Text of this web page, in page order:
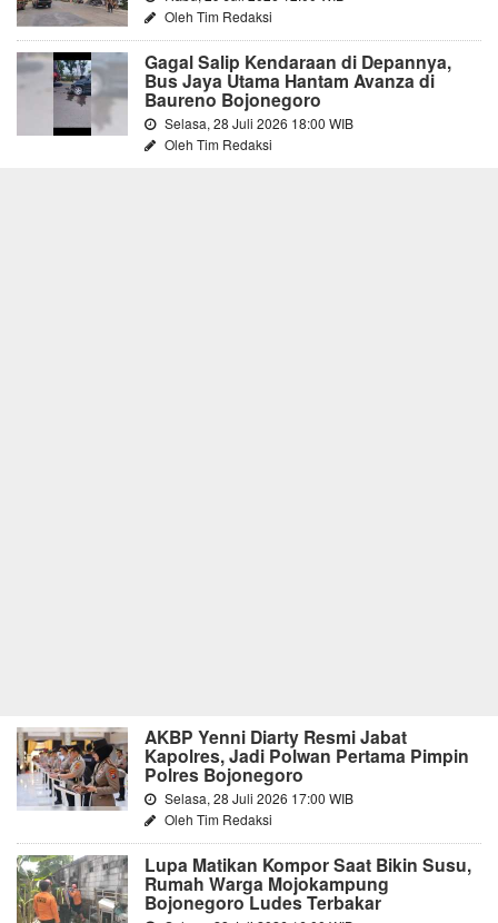
Oleh Tim Redaksi
Gagal Salip Kendaraan di Depannya,
Bus Jaya Utama Hantam Avanza di
Baureno Bojonegoro
Selasa, 28 Juli 2026 18:00 WIB
Oleh Tim Redaksi
AKBP Yenni Diarty Resmi Jabat
Kapolres, Jadi Polwan Pertama Pimpin
Polres Bojonegoro
Selasa, 28 Juli 2026 17:00 WIB
Oleh Tim Redaksi
Lupa Matikan Kompor Saat Bikin Susu,
Rumah Warga Mojokampung
Bojonegoro Ludes Terbakar